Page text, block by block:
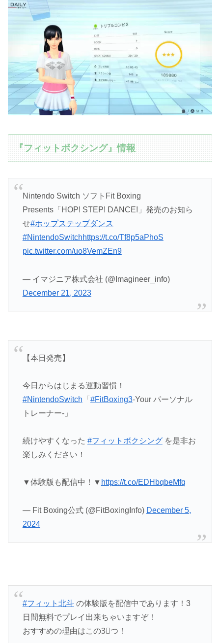
『フィットボクシング』情報
Nintendo Switch ソフトFit Boxing
Presents「HOP! STEP! DANCE!」発売のお知ら
せ#ホップステップダンス
#NintendoSwitchhttps://t.co/Tf8p5aPhoS
pic.twitter.com/uo8VemZEn9
— イマジニア株式会社 (@Imagineer_info)
December 21, 2023
【本日発売】
今日からはじまる運動習慣！
#NintendoSwitch 「 #FitBoxing3-Your パーソナル
トレーナー‐」
続けやすくなった #フィットボクシングを是非お
楽しみください！
▼体験版も配信中！▼ https://t.co/EDHbqbeMfq
— Fit Boxing公式 (@FitBoxingInfo) December 5,
2024
#フィット北斗の体験版を配信中であります！3
日間無料でプレイ出来ちゃいますぞ！
おすすめの理由はこの3⃣つ！